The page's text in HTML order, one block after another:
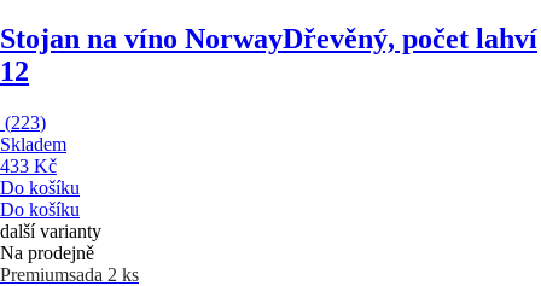
Stojan na víno NorwayDřevěný, počet lahví
12
(223)
Skladem
433 Kč
Do košíku
Do košíku
další varianty
Na prodejně
Premiumsada 2 ks